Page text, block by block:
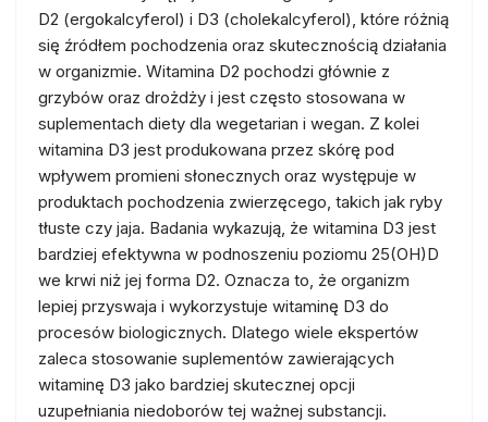
D2 (ergokalcyferol) i D3 (cholekalcyferol), które różnią
się źródłem pochodzenia oraz skutecznością działania
w organizmie. Witamina D2 pochodzi głównie z
grzybów oraz drożdży i jest często stosowana w
suplementach diety dla wegetarian i wegan. Z kolei
witamina D3 jest produkowana przez skórę pod
wpływem promieni słonecznych oraz występuje w
produktach pochodzenia zwierzęcego, takich jak ryby
tłuste czy jaja. Badania wykazują, że witamina D3 jest
bardziej efektywna w podnoszeniu poziomu 25(OH)D
we krwi niż jej forma D2. Oznacza to, że organizm
lepiej przyswaja i wykorzystuje witaminę D3 do
procesów biologicznych. Dlatego wiele ekspertów
zaleca stosowanie suplementów zawierających
witaminę D3 jako bardziej skutecznej opcji
uzupełniania niedoborów tej ważnej substancji.